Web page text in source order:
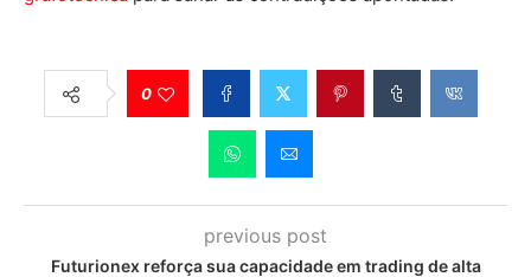
0
previous post
Futurionex reforça sua capacidade em trading de alta